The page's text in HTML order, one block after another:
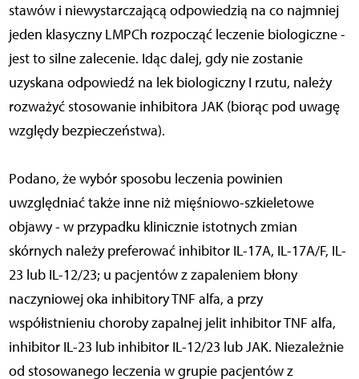
stawów i niewystarczającą odpowiedzią na co najmniej
jeden klasyczny LMPCh rozpocząć leczenie biologiczne -
jest to silne zalecenie. Idąc dalej, gdy nie zostanie
uzyskana odpowiedź na lek biologiczny I rzutu, należy
rozważyć stosowanie inhibitora JAK (biorąc pod uwagę
względy bezpieczeństwa).
Podano, że wybór sposobu leczenia powinien
uwzględniać także inne niż mięśniowo-szkieletowe
objawy - w przypadku klinicznie istotnych zmian
skórnych należy preferować inhibitor IL-17A, IL-17A/F, IL-
23 lub IL-12/23; u pacjentów z zapaleniem błony
naczyniowej oka inhibitory TNF alfa, a przy
współistnieniu choroby zapalnej jelit inhibitor TNF alfa,
inhibitor IL-23 lub inhibitor IL-12/23 lub JAK. Niezależnie
od stosowanego leczenia w grupie pacjentów z